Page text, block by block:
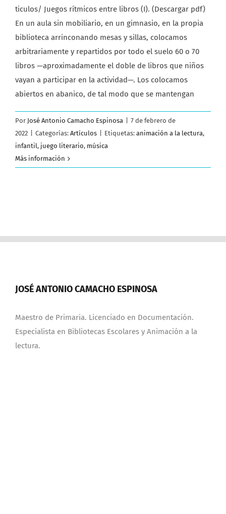
ticulos/ Juegos rítmicos entre libros (I). (Descargar pdf)
En un aula sin mobiliario, en un gimnasio, en la propia
biblioteca arrinconando mesas y sillas, colocamos
arbitrariamente y repartidos por todo el suelo 60 o 70
libros —aproximadamente el doble de libros que niños
vayan a participar en la actividad—. Los colocamos
abiertos en abanico, de tal modo que se mantengan
Por José Antonio Camacho Espinosa
7 de febrero de
2022
Categorías: Artículos Etiquetas: animación a la lectura,
infantil, juego literario, música
Más información
JOSÉ ANTONIO CAMACHO ESPINOSA
Maestro de Primaria. Licenciado en Documentación.
Especialista en Bibliotecas Escolares y Animación a la
lectura.